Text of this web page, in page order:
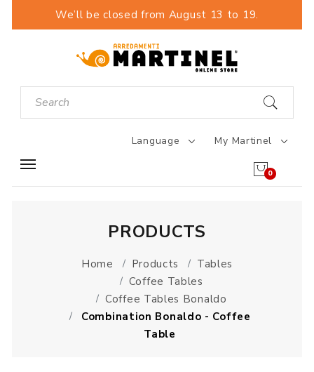
We’ll be closed from August 13 to 19.
Language My Martinel
0
PRODUCTS
Home Products
Tables
Coffee Tables
Coffee Tables Bonaldo
Combination Bonaldo - Coffee
Table